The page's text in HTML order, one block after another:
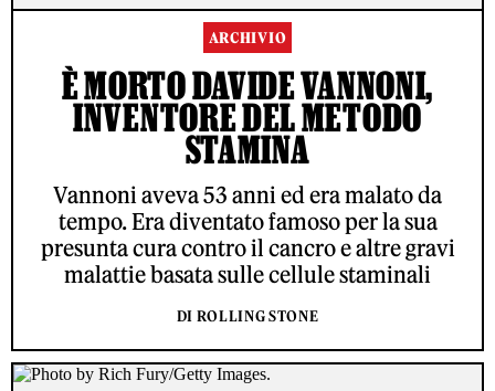
ARCHIVIO
È MORTO DAVIDE VANNONI,
INVENTORE DEL METODO
STAMINA
Vannoni aveva 53 anni ed era malato da
tempo. Era diventato famoso per la sua
presunta cura contro il cancro e altre gravi
malattie basata sulle cellule staminali
DI ROLLING STONE